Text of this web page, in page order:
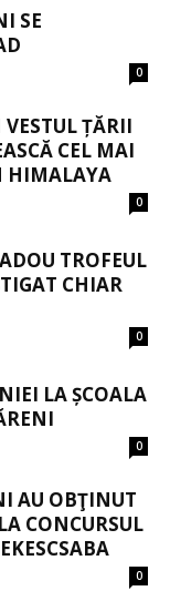
SE
0
ȚĂRII
CEL MAI
HIMALAYA
0
TROFEUL
CHIAR
0
LA ȘCOALA
0
AU OBŢINUT
CONCURSUL
0